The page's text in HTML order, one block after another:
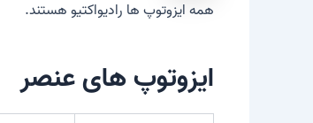
همه ایزوتوپ ها رادیواکتیو هستند.
ایزوتوپ های عنصر